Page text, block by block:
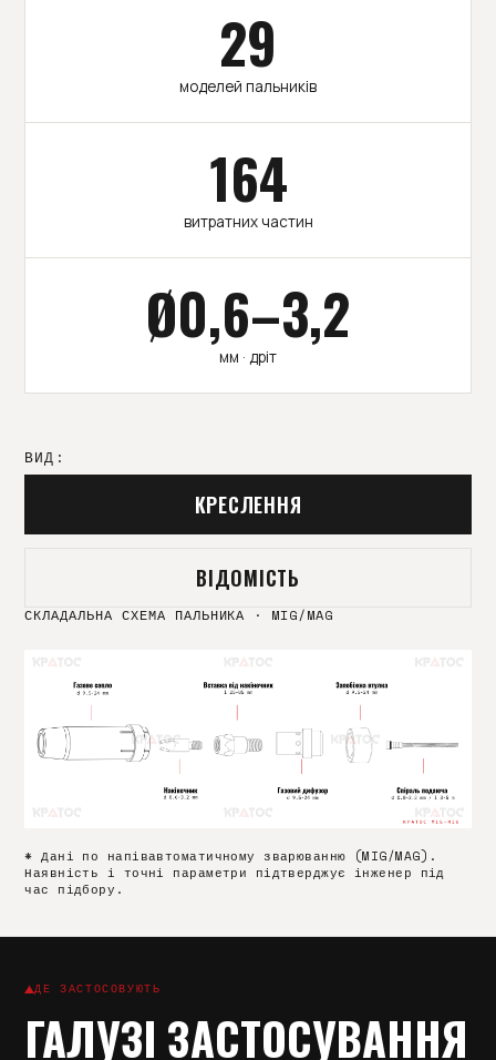
29
моделей пальників
164
витратних частин
Ø0,6–3,2
мм · дріт
ВИД:
КРЕСЛЕННЯ
ВІДОМІСТЬ
СКЛАДАЛЬНА СХЕМА ПАЛЬНИКА · MIG/MAG
* Дані по напівавтоматичному зварюванню (MIG/MAG).
Наявність і точні параметри підтверджує інженер під
час підбору.
ДЕ ЗАСТОСОВУЮТЬ
ГАЛУЗІ ЗАСТОСУВАННЯ